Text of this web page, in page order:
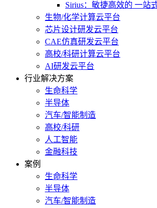
Sirius：敏捷高效的 一站
生物/化学计算云平台
芯片设计研发云平台
CAE仿真研发云平台
高校/科研计算云平台
AI研发云平台
行业解决方案
生命科学
半导体
汽车/智能制造
高校/科研
人工智能
金融科技
案例
生命科学
半导体
汽车/智能制造